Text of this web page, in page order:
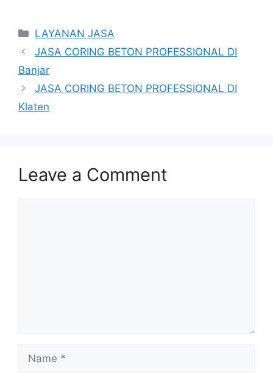
Categories
LAYANAN JASA
JASA CORING BETON PROFESSIONAL DI
Banjar
JASA CORING BETON PROFESSIONAL DI
Klaten
Leave a Comment